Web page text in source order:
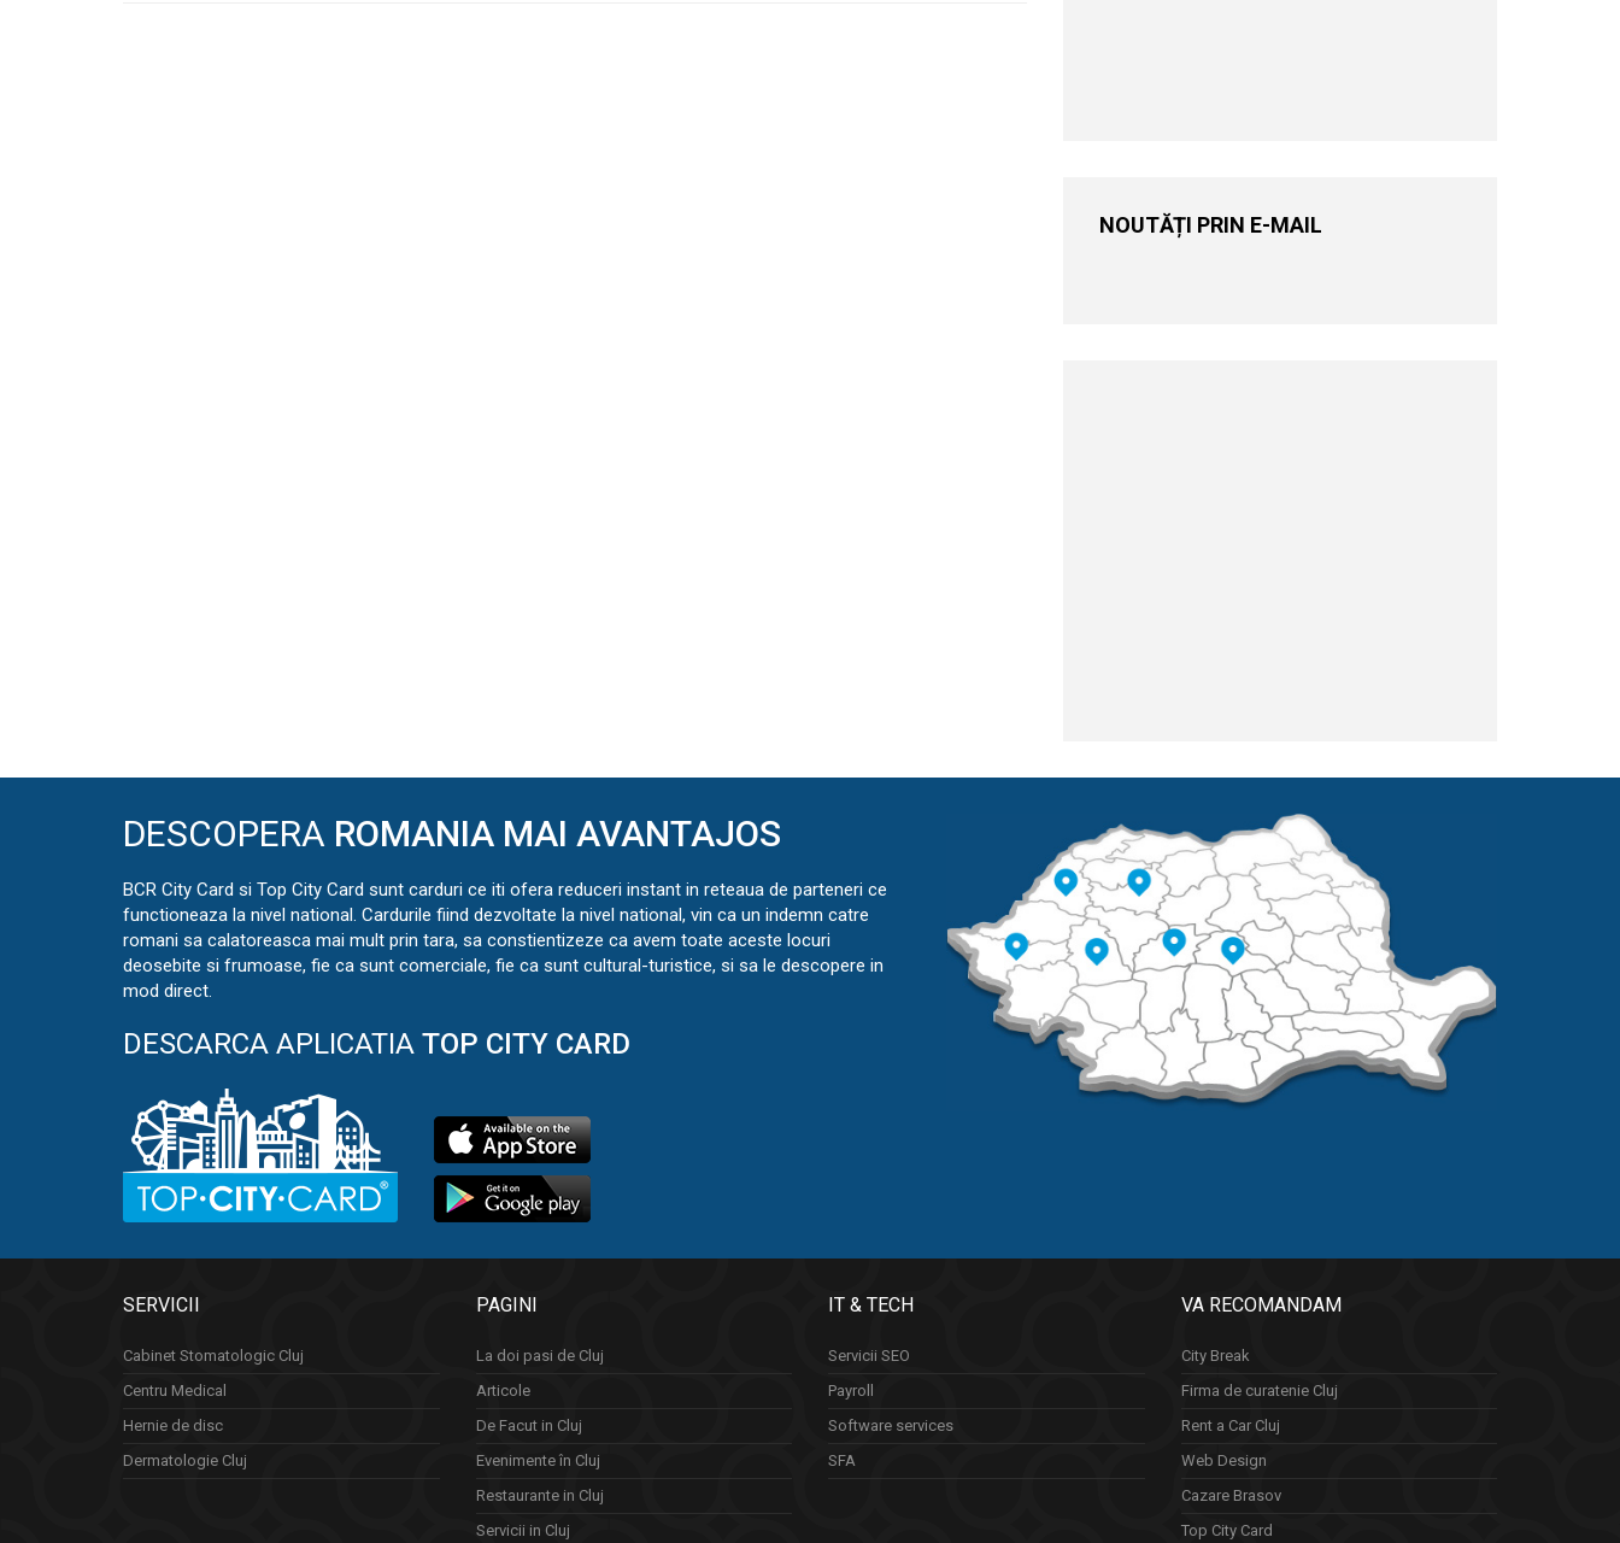
NOUTĂȚI PRIN E-MAIL
DESCOPERA ROMANIA MAI AVANTAJOS
BCR City Card si Top City Card sunt carduri ce iti ofera reduceri instant in reteaua de parteneri ce
functioneaza la nivel national. Cardurile fiind dezvoltate la nivel national, vin ca un indemn catre
romani sa calatoreasca mai mult prin tara, sa constientizeze ca avem toate aceste locuri
deosebite si frumoase, fie ca sunt comerciale, fie ca sunt cultural-turistice, si sa le descopere in
mod direct.
DESCARCA APLICATIA TOP CITY CARD
SERVICII
Cabinet Stomatologic Cluj
Centru Medical
Hernie de disc
Dermatologie Cluj
PAGINI
La doi pasi de Cluj
Articole
De Facut in Cluj
Evenimente în Cluj
Restaurante in Cluj
Servicii in Cluj
IT & TECH
Servicii SEO
Payroll
Software services
SFA
VA RECOMANDAM
City Break
Firma de curatenie Cluj
Rent a Car Cluj
Web Design
Cazare Brasov
Top City Card